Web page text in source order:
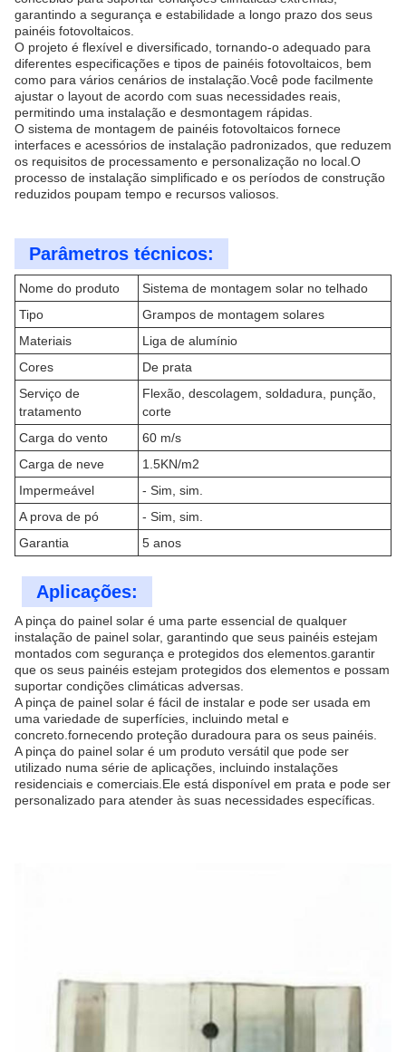
garantindo a segurança e estabilidade a longo prazo dos seus
painéis fotovoltaicos.
O projeto é flexível e diversificado, tornando-o adequado para
diferentes especificações e tipos de painéis fotovoltaicos, bem
como para vários cenários de instalação.Você pode facilmente
ajustar o layout de acordo com suas necessidades reais,
permitindo uma instalação e desmontagem rápidas.
O sistema de montagem de painéis fotovoltaicos fornece
interfaces e acessórios de instalação padronizados, que reduzem
os requisitos de processamento e personalização no local.O
processo de instalação simplificado e os períodos de construção
reduzidos poupam tempo e recursos valiosos.
Parâmetros técnicos:
Nome do produto
Sistema de montagem solar no telhado
Tipo
Grampos de montagem solares
Materiais
Liga de alumínio
Cores
De prata
Serviço de
tratamento
Flexão, descolagem, soldadura, punção,
corte
Carga do vento
60 m/s
Carga de neve
1.5KN/m2
Impermeável
- Sim, sim.
A prova de pó
- Sim, sim.
Garantia
5 anos
Aplicações:
A pinça do painel solar é uma parte essencial de qualquer
instalação de painel solar, garantindo que seus painéis estejam
montados com segurança e protegidos dos elementos.garantir
que os seus painéis estejam protegidos dos elementos e possam
suportar condições climáticas adversas.
A pinça de painel solar é fácil de instalar e pode ser usada em
uma variedade de superfícies, incluindo metal e
concreto.fornecendo proteção duradoura para os seus painéis.
A pinça do painel solar é um produto versátil que pode ser
utilizado numa série de aplicações, incluindo instalações
residenciais e comerciais.Ele está disponível em prata e pode ser
personalizado para atender às suas necessidades específicas.